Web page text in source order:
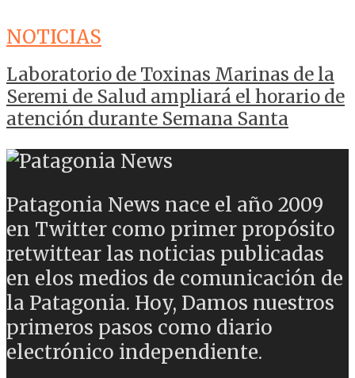
NOTICIAS
Laboratorio de Toxinas Marinas de la
Seremi de Salud ampliará el horario de
atención durante Semana Santa
Patagonia News nace el año 2009
en Twitter como primer propósito
retwittear las noticias publicadas
en elos medios de comunicación de
la Patagonia. Hoy, Damos nuestros
primeros pasos como diario
electrónico independiente.